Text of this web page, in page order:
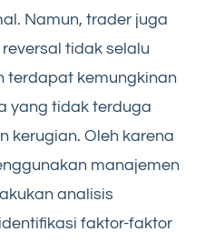
Namun, trader juga
tidak selalu
terdapat kemungkinan
yang tidak terduga
kerugian. Oleh karena
manajemen
analisis
faktor-faktor